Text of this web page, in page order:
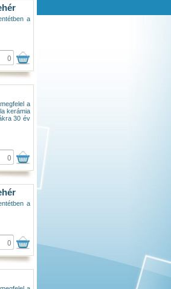
a
a
kerámia
30 év
a